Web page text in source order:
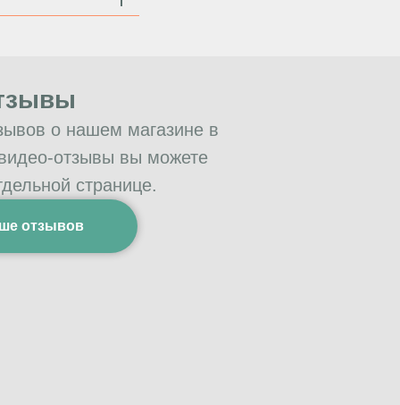
о нашем магазине в
отзывы вы можете
странице.
отзывов